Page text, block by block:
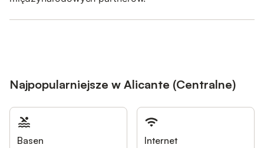
Najpopularniejsze w Alicante (Centralne)
Basen Internet